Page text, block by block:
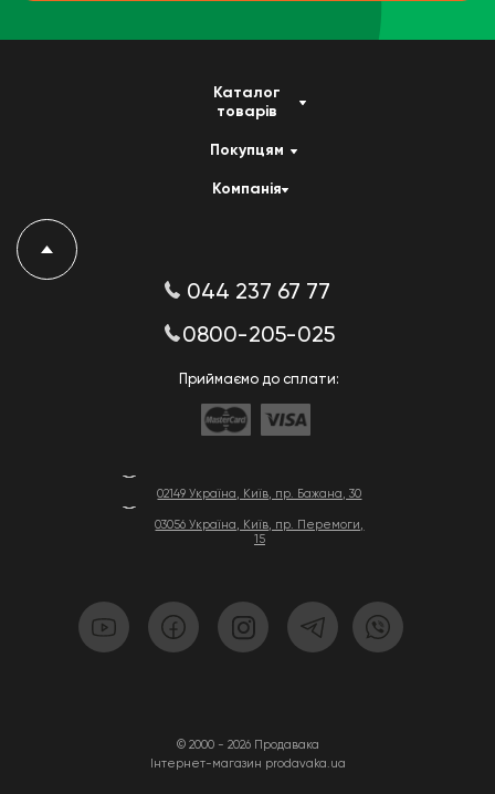
02149 Україна, Київ, пр. Бажана, 30
03056 Україна, Київ, пр. Перемоги,
15
© 2000 - 2026 Продавака
Інтернет-магазин prodavaka.ua
Каталог
товарів
Покупцям
Компанія
044 237 67 77
0800-205-025
Приймаємо до сплати: